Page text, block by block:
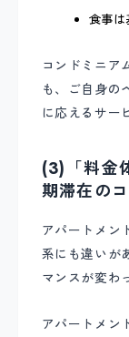
食事
コンドミニア
も、ご自身の
に応えるサー
(3)「料金
期滞在の
アパートメン
系にも違いが
マンスが変わ
アパートメン